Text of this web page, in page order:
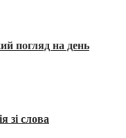
погляд на день
зі слова